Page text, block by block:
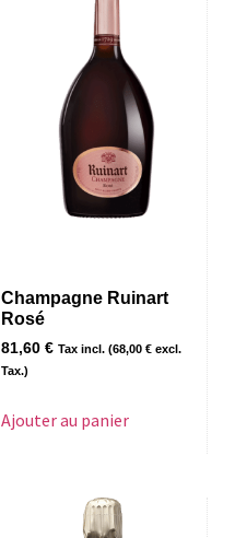
Champagne Ruinart
Rosé
81,60 € Tax incl. (68,00 € excl.
Tax.)
Ajouter au panier